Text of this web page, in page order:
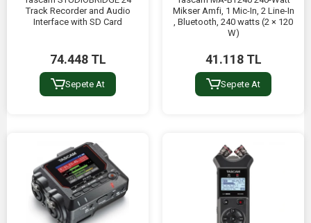
Track Recorder and Audio
Interface with SD Card
74.448 TL
Sepete At
Mikser Amfi, 1 Mic-In, 2 Line-In
, Bluetooth, 240 watts (2 × 120
W)
41.118 TL
Sepete At